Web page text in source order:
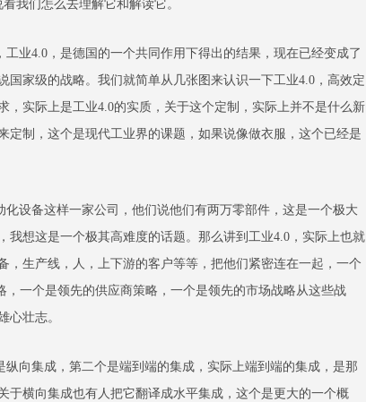
我们怎么去理解它和解读它。
业4.0，是德国的一个共同作用下得出的结果，现在已经变成了
国家级的战略。我们就简单从几张图来认识一下工业4.0，高效定
，实际上是工业4.0的实质，关于这个定制，实际上并不是什么新
定制，这个是现代工业界的课题，如果说像做衣服，这个已经是
设备这样一家公司，他们说他们有两万零部件，这是一个极大
我想这是一个极其高难度的话题。那么讲到工业4.0，实际上也就
，生产线，人，上下游的客户等等，把他们紧密连在一起，一个
，一个是领先的供应商策略，一个是领先的市场战略从这些战
心壮志。
向集成，第二个是端到端的集成，实际上端到端的集成，是那
于横向集成也有人把它翻译成水平集成，这个是更大的一个概